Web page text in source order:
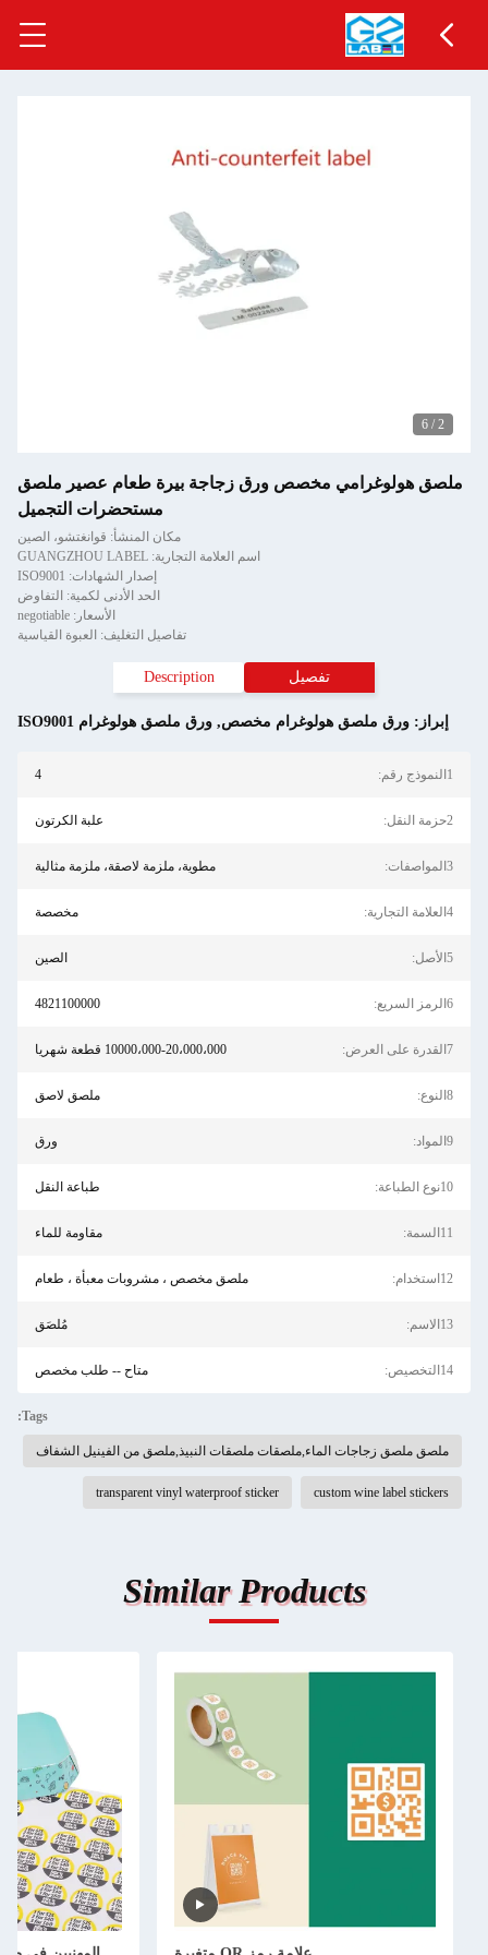
2
/
6
ملصق هولوغرامي مخصص ورق زجاجة بيرة طعام عصير ملصق
مستحضرات التجميل
مكان المنشأ: قوانغتشو، الصين
اسم العلامة التجارية: GUANGZHOU LABEL
إصدار الشهادات: ISO9001
الحد الأدنى لكمية: التفاوض
الأسعار: negotiable
تفاصيل التغليف: العبوة القياسية
تفصيل Description
إبراز: ورق ملصق هولوغرام مخصص, ورق ملصق هولوغرام ISO9001
1النموذج رقم: 4
2حزمة النقل: علبة الكرتون
3المواصفات: مطوية، ملزمة لاصقة، ملزمة مثالية
4العلامة التجارية: مخصصة
5الأصل: الصين
6الرمز السريع: 4821100000
7القدرة على العرض: 10000،000-20،000،000 قطعة شهريا
8النوع: ملصق لاصق
9المواد: ورق
10نوع الطباعة: طباعة النقل
11السمة: مقاومة للماء
12استخدام: ملصق مخصص ، مشروبات معبأة ، طعام
13الاسم: مُلصَق
14التخصيص: متاح -- طلب مخصص
Tags:
ملصق ملصق زجاجات الماء,ملصقات ملصقات النبيذ,ملصق من الفينيل الشفاف
custom wine label stickers
transparent vinyl waterproof sticker
Similar Products